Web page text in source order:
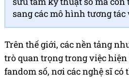
sang các mô hình tương tác
Trên thế giới, các nền tảng
trò quan trọng trong việc
fandom số, nơi các nghệ sĩ có